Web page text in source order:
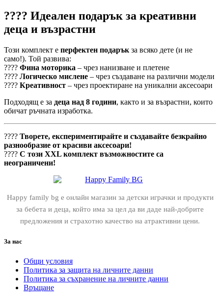
???? Идеален подарък за креативни
деца и възрастни
Този комплект е перфектен подарък за всяко дете (и не
само!). Той развива:
???? Фина моторика – чрез нанизване и плетене
???? Логическо мислене – чрез създаване на различни модели
???? Креативност – чрез проектиране на уникални аксесоари
Подходящ е за деца над 8 години, както и за възрастни, които
обичат ръчната изработка.
???? Творете, експериментирайте и създавайте безкрайно
разнообразие от красиви аксесоари!
???? С този XXL комплект възможностите са
неограничени!
Happy family bg е онлайн магазин за детски играчки и продукти
за бебета и деца, който има за цел да ви даде най-добрите
предложения и страхотно качество на атрактивни цени.
За нас
Общи условия
Политика за защита на личните данни
Политика за съхранение на личните данни
Връщане